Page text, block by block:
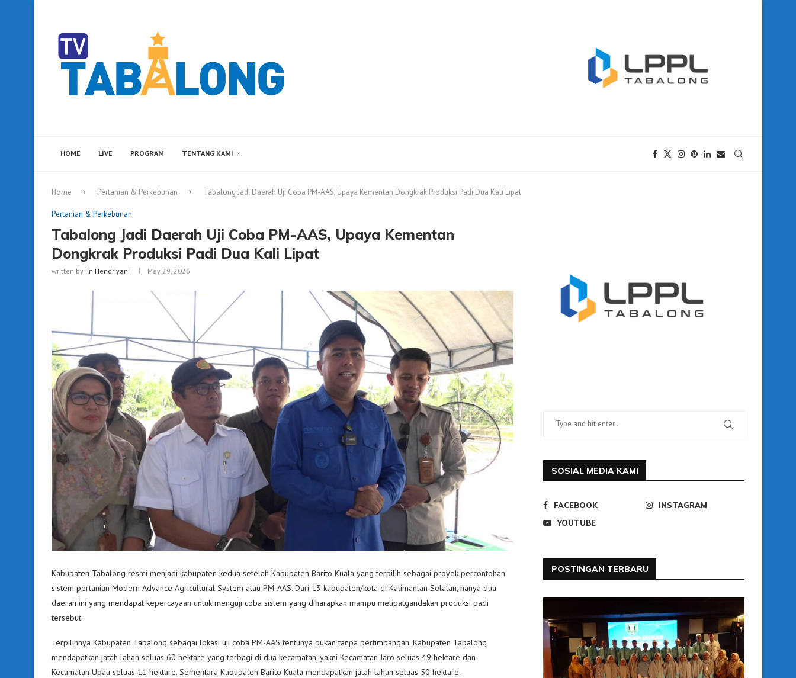
HOME LIVE PROGRAM TENTANG KAMI
Home Pertanian & Perkebunan Tabalong Jadi Daerah Uji Coba PM-AAS, Upaya Kementan Dongkrak Produksi Padi Dua Kali Lipat
Pertanian & Perkebunan
Tabalong Jadi Daerah Uji Coba PM-AAS, Upaya Kementan
Dongkrak Produksi Padi Dua Kali Lipat
written by Iin Hendriyani May 29, 2026
Kabupaten Tabalong resmi menjadi kabupaten kedua setelah Kabupaten Barito Kuala yang terpilih sebagai proyek percontohan
sistem pertanian Modern Advance Agricultural System atau PM-AAS. Dari 13 kabupaten/kota di Kalimantan Selatan, hanya dua
daerah ini yang mendapat kepercayaan untuk menguji coba sistem yang diharapkan mampu melipatgandakan produksi padi
tersebut.
Terpilihnya Kabupaten Tabalong sebagai lokasi uji coba PM-AAS tentunya bukan tanpa pertimbangan. Kabupaten Tabalong
mendapatkan jatah lahan seluas 60 hektare yang terbagi di dua kecamatan, yakni Kecamatan Jaro seluas 49 hektare dan
Kecamatan Upau seluas 11 hektare. Sementara Kabupaten Barito Kuala mendapatkan jatah lahan seluas 50 hektare.
SOSIAL MEDIA KAMI
FACEBOOK
INSTAGRAM
YOUTUBE
POSTINGAN TERBARU